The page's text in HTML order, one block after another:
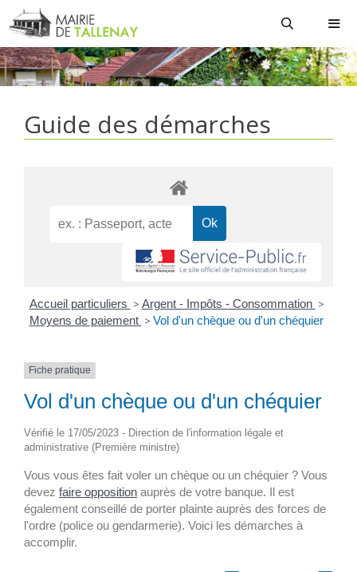
Aller
au
contenu
Guide des démarches
Accueil particuliers > Argent - Impôts - Consommation >
Moyens de paiement > Vol d'un chèque ou d'un chéquier
Fiche pratique
Vol d'un chèque ou d'un chéquier
Vérifié le 17/05/2023 - Direction de l'information légale et
administrative (Première ministre)
Vous vous êtes fait voler un chèque ou un chéquier ? Vous
devez faire opposition auprès de votre banque. Il est
également conseillé de porter plainte auprès des forces de
l'ordre (police ou gendarmerie). Voici les démarches à
accomplir.